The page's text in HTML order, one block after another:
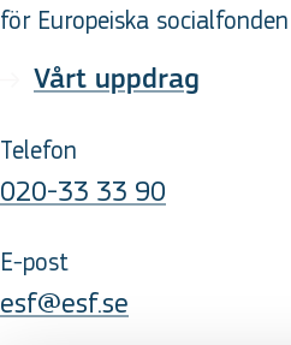
för Europeiska socialfonden
Vårt uppdrag
Telefon
020-33 33 90
E-post
esf@esf.se